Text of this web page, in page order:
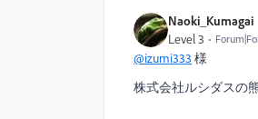
Naoki_Kumagai
Level 3
@izumi333 様
株式会社ルシダスの